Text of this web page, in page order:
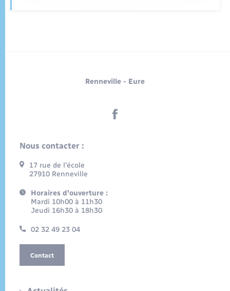
Renneville - Eure
Nous contacter :
17 rue de l’école
27910 Renneville
Horaires d'ouverture :
Mardi 10h00 à 11h30
Jeudi 16h30 à 18h30
02 32 49 23 04
Contact